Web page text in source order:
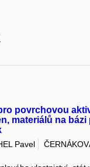
povrchovou
materiálů na bázi
Pavel